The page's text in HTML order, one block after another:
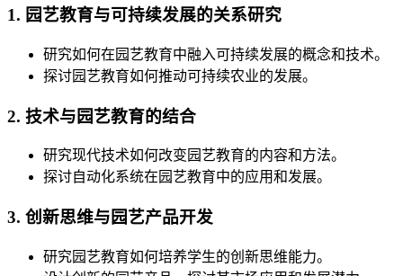
1. 园艺教育与可持续发展的关系研究
研究如何在园艺教育中融入可持续发展的概念和技术。
探讨园艺教育如何推动可持续农业的发展。
2. 技术与园艺教育的结合
研究现代技术如何改变园艺教育的内容和方法。
探讨自动化系统在园艺教育中的应用和发展。
3. 创新思维与园艺产品开发
研究园艺教育如何培养学生的创新思维能力。